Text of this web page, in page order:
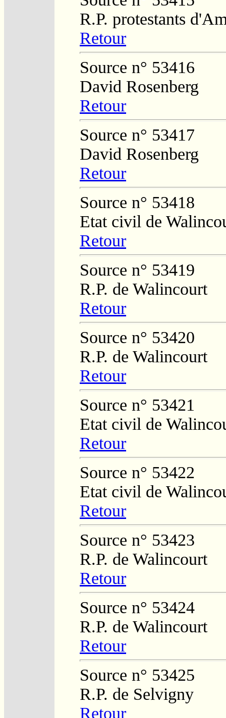
R.P. protestants
Retour
Source n° 53416
David Rosenberg
Retour
Source n° 53417
David Rosenberg
Retour
Source n° 53418
Etat civil de
Retour
Source n° 53419
R.P. de Walincourt
Retour
Source n° 53420
R.P. de Walincourt
Retour
Source n° 53421
Etat civil de
Retour
Source n° 53422
Etat civil de
Retour
Source n° 53423
R.P. de Walincourt
Retour
Source n° 53424
R.P. de Walincourt
Retour
Source n° 53425
R.P. de Selvigny
Retour